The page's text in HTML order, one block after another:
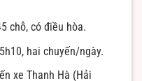
chỗ, có điều hòa.
hai chuyến/ngày.
xe Thanh Hà (Hải